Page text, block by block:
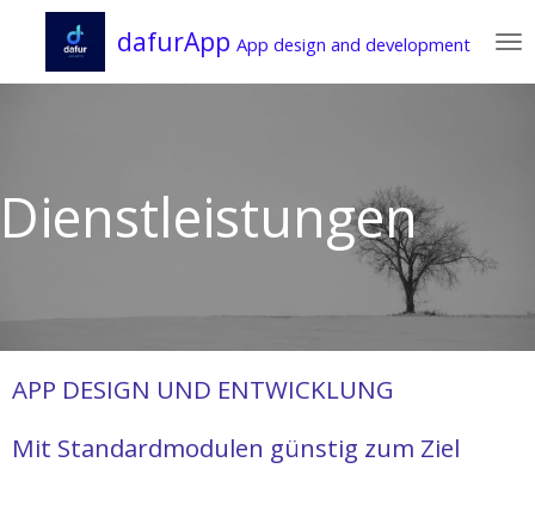
Hauptinhalt
springen
dafurApp App design and development
Dienstleistungen
APP DESIGN UND ENTWICKLUNG
Mit Standardmodulen günstig zum Ziel